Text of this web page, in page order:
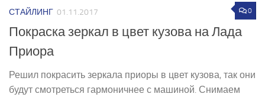
0
СТАЙЛИНГ 01.11.2017
Покраска зеркал в цвет кузова на Лада
Приора
Решил покрасить зеркала приоры в цвет кузова, так они
будут смотреться гармоничнее с машиной. Снимаем